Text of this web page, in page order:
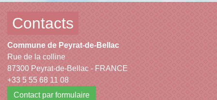
Contacts
Commune de Peyrat-de-Bellac
Rue de la colline
87300 Peyrat-de-Bellac - FRANCE
+33 5 55 68 11 08
Contact par formulaire